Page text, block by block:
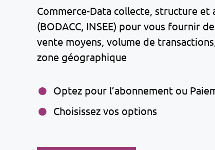
Commerce-Data collecte, structure et
(BODACC, INSEE) pour vous fournir
vente moyens, volume de
zone géographique
Optez pour l’abonnement ou
Choisissez vos options